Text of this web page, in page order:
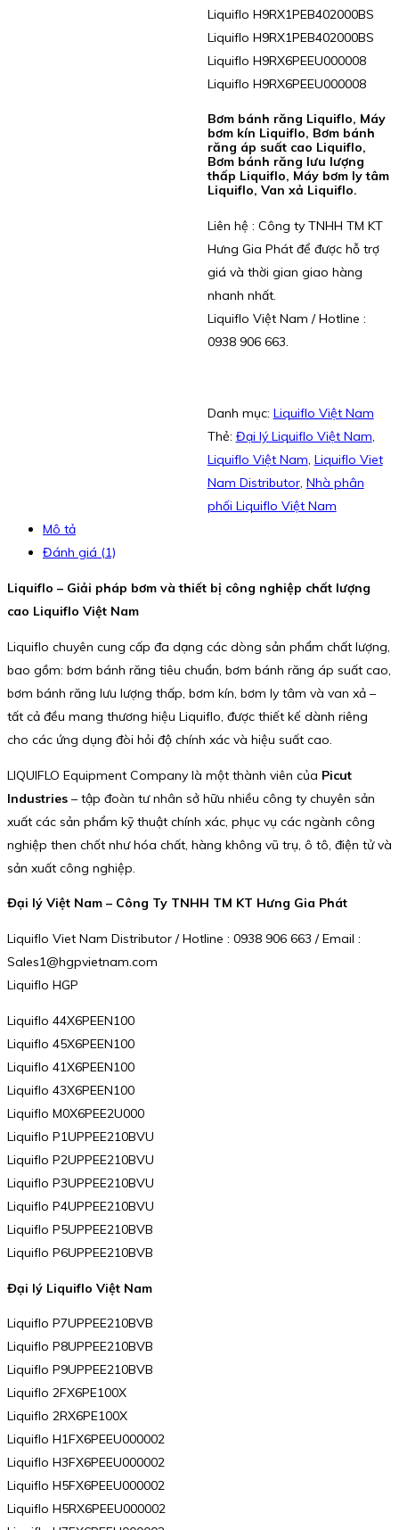
Liquiflo H9RX1PEB402000BS
Liquiflo H9RX1PEB402000BS
Liquiflo H9RX6PEEU000008
Liquiflo H9RX6PEEU000008
Bơm bánh răng Liquiflo, Máy
bơm kín Liquiflo, Bơm bánh
răng áp suất cao Liquiflo,
Bơm bánh răng lưu lượng
thấp Liquiflo, Máy bơm ly tâm
Liquiflo, Van xả Liquiflo.
Liên hệ : Công ty TNHH TM KT
Hưng Gia Phát để được hỗ trợ
giá và thời gian giao hàng
nhanh nhất.
Liquiflo Việt Nam / Hotline :
0938 906 663.
Danh mục: Liquiflo Việt Nam
Thẻ: Đại lý Liquiflo Việt Nam,
Liquiflo Việt Nam, Liquiflo Viet
Nam Distributor, Nhà phân
phối Liquiflo Việt Nam
Mô tả
Đánh giá (1)
Liquiflo – Giải pháp bơm và thiết bị công nghiệp chất lượng
cao Liquiflo Việt Nam
Liquiflo chuyên cung cấp đa dạng các dòng sản phẩm chất lượng,
bao gồm: bơm bánh răng tiêu chuẩn, bơm bánh răng áp suất cao,
bơm bánh răng lưu lượng thấp, bơm kín, bơm ly tâm và van xả –
tất cả đều mang thương hiệu Liquiflo, được thiết kế dành riêng
cho các ứng dụng đòi hỏi độ chính xác và hiệu suất cao.
LIQUIFLO Equipment Company là một thành viên của Picut
Industries – tập đoàn tư nhân sở hữu nhiều công ty chuyên sản
xuất các sản phẩm kỹ thuật chính xác, phục vụ các ngành công
nghiệp then chốt như hóa chất, hàng không vũ trụ, ô tô, điện tử và
sản xuất công nghiệp.
Đại lý Việt Nam – Công Ty TNHH TM KT Hưng Gia Phát
Liquiflo Viet Nam Distributor / Hotline : 0938 906 663 / Email :
Sales1@hgpvietnam.com
Liquiflo HGP
Liquiflo 44X6PEEN100
Liquiflo 45X6PEEN100
Liquiflo 41X6PEEN100
Liquiflo 43X6PEEN100
Liquiflo M0X6PEE2U000
Liquiflo P1UPPEE210BVU
Liquiflo P2UPPEE210BVU
Liquiflo P3UPPEE210BVU
Liquiflo P4UPPEE210BVU
Liquiflo P5UPPEE210BVB
Liquiflo P6UPPEE210BVB
Đại lý Liquiflo Việt Nam
Liquiflo P7UPPEE210BVB
Liquiflo P8UPPEE210BVB
Liquiflo P9UPPEE210BVB
Liquiflo 2FX6PE100X
Liquiflo 2RX6PE100X
Liquiflo H1FX6PEEU000002
Liquiflo H3FX6PEEU000002
Liquiflo H5FX6PEEU000002
Liquiflo H5RX6PEEU000002